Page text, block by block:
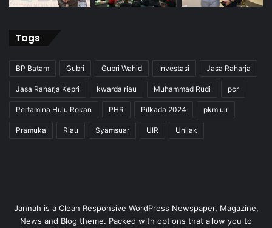
Tags
BP Batam Gubri Gubri Wahid Investasi Jasa Raharja
Jasa Raharja Kepri kwarda riau Muhammad Rudi pcr
Pertamina Hulu Rokan PHR Pilkada 2024 pkm uir
Pramuka Riau Syamsuar UIR Unilak
Jannah is a Clean Responsive WordPress Newspaper, Magazine,
News and Blog theme. Packed with options that allow you to